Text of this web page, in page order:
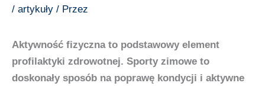
/ artykuły / Przez
Aktywność fizyczna to podstawowy element
profilaktyki zdrowotnej. Sporty zimowe to
doskonały sposób na poprawę kondycji i aktywne